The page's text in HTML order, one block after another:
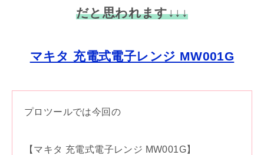
だと思われます↓↓↓
マキタ 充電式電子レンジ MW001G
プロツールでは今回の
【マキタ 充電式電子レンジ MW001G】